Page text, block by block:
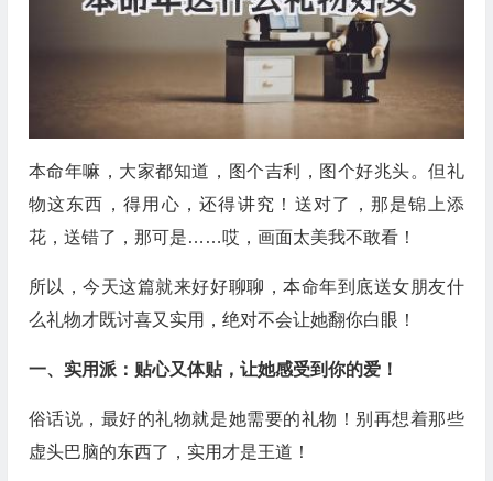
本命年嘛，大家都知道，图个吉利，图个好兆头。但礼
物这东西，得用心，还得讲究！送对了，那是锦上添
花，送错了，那可是……哎，画面太美我不敢看！
所以，今天这篇就来好好聊聊，本命年到底送女朋友什
么礼物才既讨喜又实用，绝对不会让她翻你白眼！
一、实用派：贴心又体贴，让她感受到你的爱！
俗话说，最好的礼物就是她需要的礼物！别再想着那些
虚头巴脑的东西了，实用才是王道！